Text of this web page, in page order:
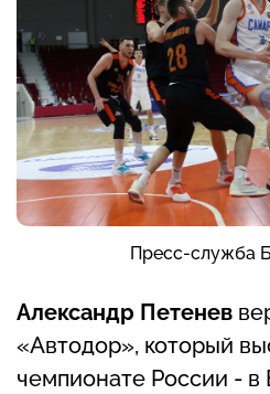
Пресс-служба
Александр Петенев
«Автодор», который
чемпионате России - в